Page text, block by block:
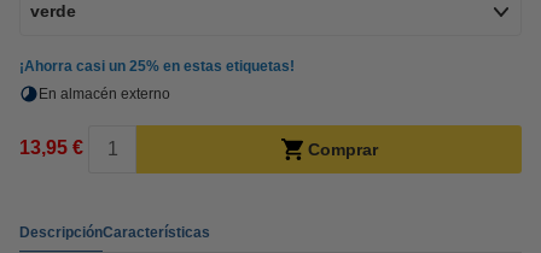
verde
¡Ahorra casi un 25% en estas etiquetas!
En almacén externo
13,95 € Comprar
DescripciónCaracterísticas